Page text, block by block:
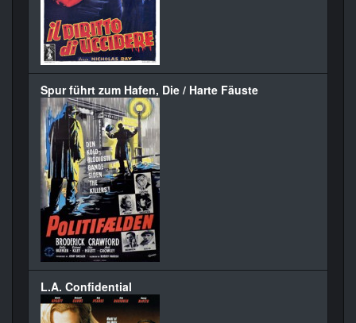
Spur führt zum Hafen, Die / Harte Fäuste
L.A. Confidential